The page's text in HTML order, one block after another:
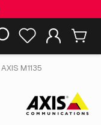
€ 398. 05
excl. BTW
AXIS M1135